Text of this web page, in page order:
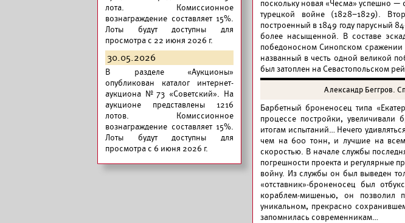
лота. Комиссионное
вознаграждение составляет 15%.
Лоты будут доступны для
просмотра с 22 июня 2026 г.
30.05.2026
В разделе «Аукционы»
опубликован каталог интернет-
аукциона №73 «Советский». На
аукционе представлены 1216
лотов. Комиссионное
вознаграждение составляет 15%.
Лоты будут доступны для
просмотра с 6 июня 2026 г.
поскольку новая «Чесма» успешно —
турецкой войне (1828–1829).
построенный в 1849 году парусный
более насыщенной. В составе
победоносном Синопском сражении
названный в честь одной великой
был затоплен на Севастопольском
Александр Беггров.
Барбетный броненосец типа
процессе постройки, увеличивали
итогам испытаний… Нечего
чем на 600 тонн, и лучшие на всем
скоростью. В начале службы
погрешности проекта и регулярные
войну. Из службы он был выведен
«отставник»-броненосец был
кораблем-мишенью, он позволил
уникальном, прекрасно
запомнилась современникам…